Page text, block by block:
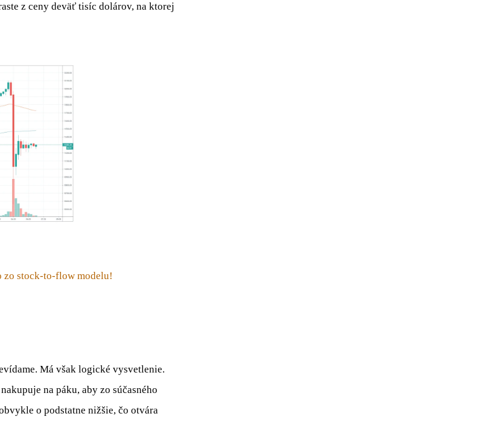
z ceny deväť tisíc dolárov, na ktorej
zo stock-to-flow modelu!
Má však logické vysvetlenie.
na páku, aby zo súčasného
o podstatne nižšie, čo otvára